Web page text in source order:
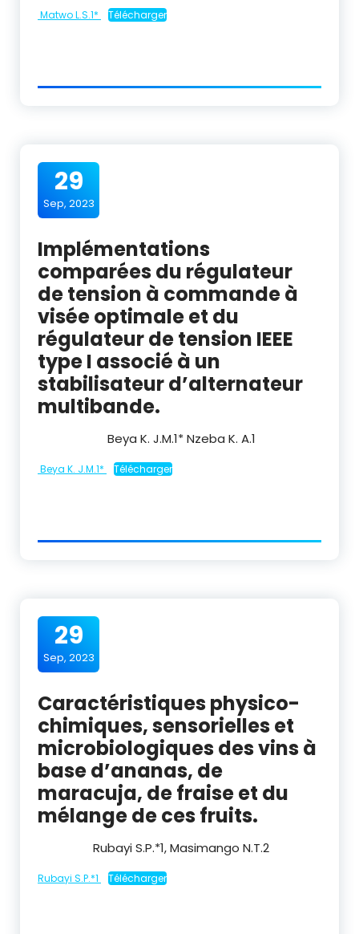
Matwo L.S.1* Télécharger
29
Sep, 2023
Implémentations
comparées du régulateur
de tension à commande à
visée optimale et du
régulateur de tension IEEE
type I associé à un
stabilisateur d’alternateur
multibande.
Beya K. J.M.1* Nzeba K. A.1
Beya K. J.M.1* Télécharger
29
Sep, 2023
Caractéristiques physico-
chimiques, sensorielles et
microbiologiques des vins à
base d’ananas, de
maracuja, de fraise et du
mélange de ces fruits.
Rubayi S.P.*1, Masimango N.T.2
Rubayi S.P.*1 Télécharger